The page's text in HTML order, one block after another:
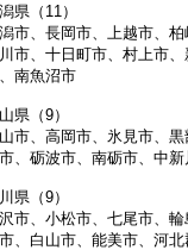
県（11）
市、長岡市、上越市、
市、十日町市、村上市
南魚沼市
県（9）
市、高岡市、氷見市、
、砺波市、南砺市、中新
県（9）
市、小松市、七尾市、
、白山市、能美市、河北